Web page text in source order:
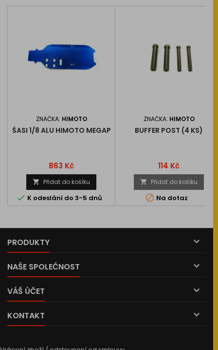
ZNAČKA: HIMOTO
ŠASI 1/8 ALU HIMOTO MEGAP
Cena
863 Kč
 Přidat do košíku
 K odeslání do 3-5 dnů
ZNAČKA: HIMOTO
BUFFER POST (4 KS)
Cena
114 Kč
 Přidat do košíku
 Na dotaz
PRODUKTY 
NAŠE SPOLEČNOST 
VÁŠ ÚČET 
KONTAKT 